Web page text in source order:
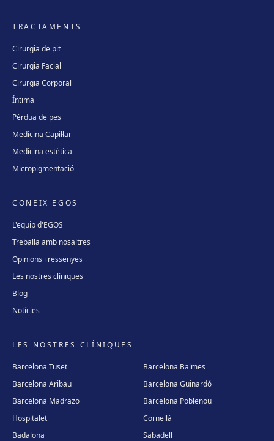
TRACTAMENTS
Cirurgia de pit
Cirurgia Facial
Cirurgia Corporal
Íntima
Pèrdua de pes
Medicina Capil·lar
Medicina estètica
Micropigmentació
CONEIX EGOS
L'equip d'EGOS
Treballa amb nosaltres
Opinions i ressenyes
Les nostres clíniques
Blog
Notícies
LES NOSTRES CLÍNIQUES
Barcelona Tuset
Barcelona Balmes
Barcelona Aribau
Barcelona Guinardó
Barcelona Madrazo
Barcelona Poblenou
Hospitalet
Cornellà
Badalona
Sabadell